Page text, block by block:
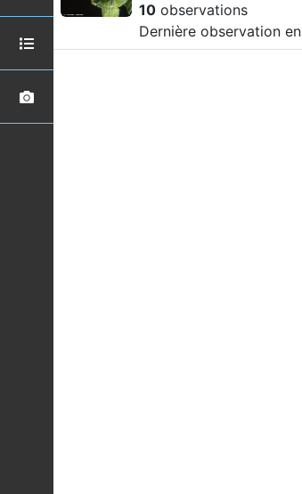
10 observations
Dernière observation en